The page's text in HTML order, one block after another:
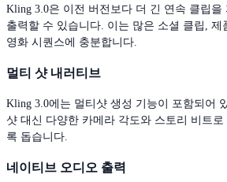
Kling 3.0은 이전 버전보다 더 긴 연속 클립을
출력할 수 있습니다. 이는 많은 소셜 클립, 제
영화 시퀀스에 충분합니다.
멀티 샷 내러티브
Kling 3.0에는 멀티샷 생성 기능이 포함되어
샷 대신 다양한 카메라 각도와 스토리 비트
록 돕습니다.
네이티브 오디오 출력